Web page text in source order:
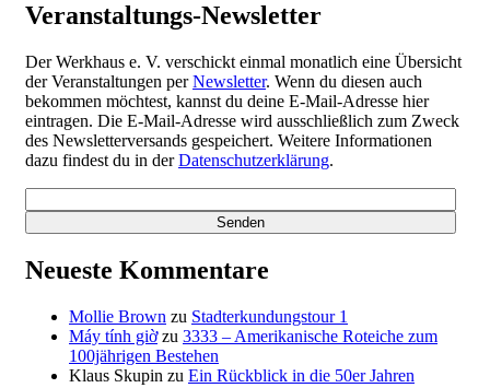
Veranstaltungs-Newsletter
Der Werkhaus e. V. verschickt einmal monatlich eine Übersicht
der Veranstaltungen perNewsletter. Wenn du diesen auch
bekommen möchtest, kannst du deine E-Mail-Adresse hier
eintragen. Die E-Mail-Adresse wird ausschließlich zum Zweck
des Newsletterversands gespeichert. Weitere Informationen
dazu findest du in derDatenschutzerklärung.
Neueste Kommentare
Mollie Brown zu Stadterkundungstour 1
Máy tính giờzu 3333 – Amerikanische Roteiche zum
100jährigen Bestehen
Klaus Skupin zu Ein Rückblick in die 50er Jahren